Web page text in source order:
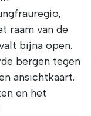
raam van de
bijna open.
bergen tegen
ansichtkaart.
en het